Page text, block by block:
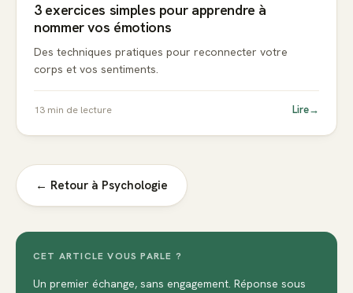
3 exercices simples pour apprendre à
nommer vos émotions
Des techniques pratiques pour reconnecter votre
corps et vos sentiments.
13 min de lecture Lire→
← Retour à Psychologie
CET ARTICLE VOUS PARLE ?
Un premier échange, sans engagement. Réponse sous